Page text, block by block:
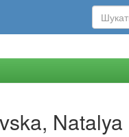
Natalya